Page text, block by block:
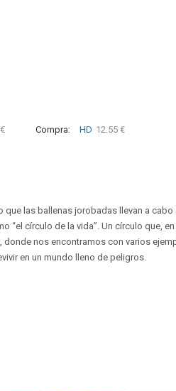
Compra: HD 12.55 €
que las ballenas jorobadas llevan a
“el círculo de la vida”. Un círculo que,
donde nos encontramos con varios
en un mundo lleno de peligros.